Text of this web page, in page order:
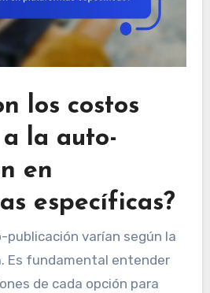
los costos
la auto-
en
específicas?
varían según la
Es fundamental entender
de cada opción para